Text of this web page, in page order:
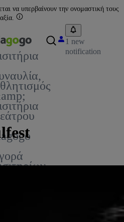
να υπερβαίνουν την ονομαστική τους
αξία.
1 new
notification